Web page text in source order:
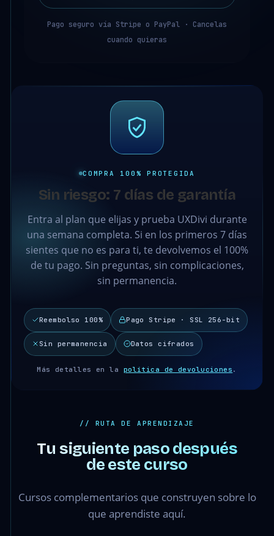
Pago seguro vía Stripe o PayPal · Cancelas
cuando quieras
COMPRA 100% PROTEGIDA
Sin riesgo: 7 días de garantía
Entra al plan que elijas y prueba UXDivi durante
una semana completa. Si en los primeros 7 días
sientes que no es para ti, te devolvemos el 100%
de tu pago. Sin preguntas, sin complicaciones,
sin permanencia.
Reembolso 100% Pago Stripe · SSL 256-bit
Sin permanencia Datos cifrados
Más detalles en la política de devoluciones .
// RUTA DE APRENDIZAJE
Tu siguiente paso después
de este curso
Cursos complementarios que construyen sobre lo
que aprendiste aquí.